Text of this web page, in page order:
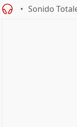
Sonido